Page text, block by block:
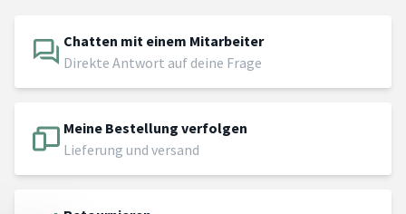
Chatten mit einem Mitarbeiter
Direkte Antwort auf deine Frage
Meine Bestellung verfolgen
Lieferung und versand